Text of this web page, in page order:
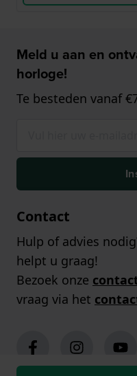
Meld u aan en
horloge!
Te besteden vanaf
Contact
Hulp of advies
helpt u graag!
Bezoek onze
vraag via het